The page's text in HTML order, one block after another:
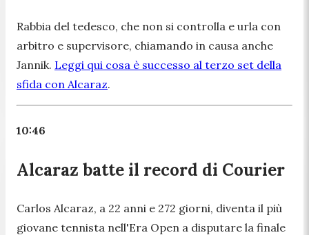
Rabbia del tedesco, che non si controlla e urla con
arbitro e supervisore, chiamando in causa anche
Jannik. Leggi qui cosa è successo al terzo set della
sfida con Alcaraz.
10:46
Alcaraz batte il record di Courier
Carlos Alcaraz, a 22 anni e 272 giorni, diventa il più
giovane tennista nell'Era Open a disputare la finale